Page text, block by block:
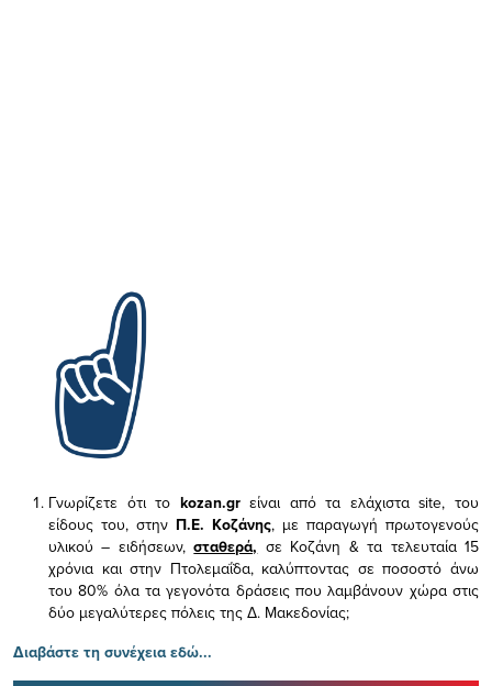
Γνωρίζετε ότι το kozan.gr είναι από τα ελάχισταsite, του
είδους του, στην Π.Ε. Κοζάνης, με παραγωγή πρωτογενούς
υλικού – ειδήσεων,σταθερά, σε Κοζάνη & τα τελευταία 15
χρόνια και στην Πτολεμαΐδα, καλύπτοντας σε ποσοστό άνω
του 80% όλα τα γεγονότα δράσεις που λαμβάνουν χώρα στις
δύο μεγαλύτερες πόλεις της Δ. Μακεδονίας;
Διαβάστε τη συνέχεια εδώ...